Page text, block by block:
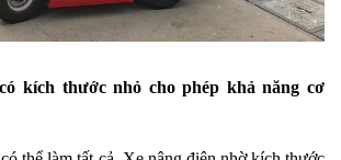
kích thước nhỏ cho phép khả năng cơ